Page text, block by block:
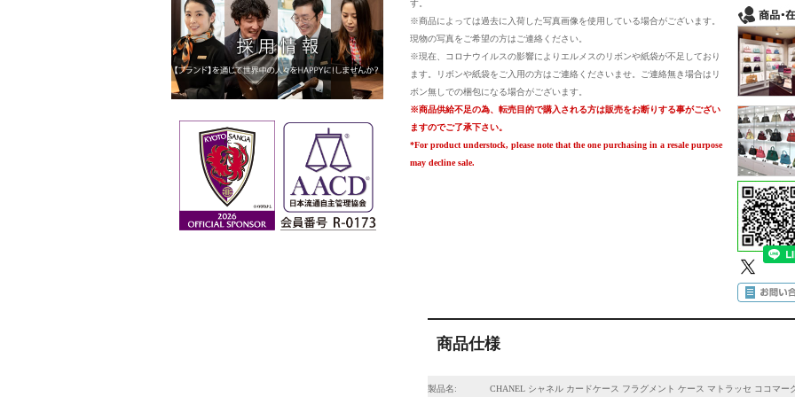
す。
※商品によっては過去に入荷した写真画像を使用している場合がございます。
現物の写真をご希望の方はご連絡ください。
※現在、コロナウイルスの影響によりエルメスのリボンや紙袋が不足しており
ます。リボンや紙袋をご入用の方はご連絡くださいませ。ご連絡無き場合はリ
ボン無しでの梱包になる場合がございます。
※商品供給不足の為、転売目的で購入される方は販売をお断りする事がござい
ますのでご了承下さい。
*For product understock, please note that the one purchasing in a resale purpose
may decline sale.
商品仕様
製品名: CHANEL シャネル カードケース フラグメント ケース マトラッセ ココマー